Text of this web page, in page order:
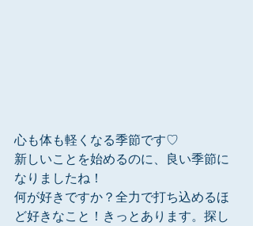
心も体も軽くなる季節です♡
新しいことを始めるのに、良い季節に
なりましたね！
何が好きですか？全力で打ち込めるほ
ど好きなこと！きっとあります。探し